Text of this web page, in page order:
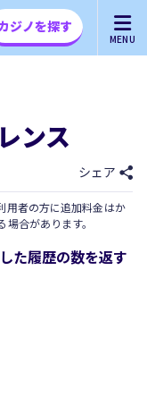
MENU
ジノを探す
ンス
シェア
用者の方に追加料金はか
合があります。
履歴の数を返す